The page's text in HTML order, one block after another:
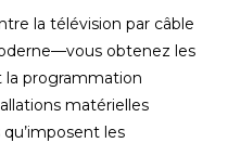
la télévision par câble
obtenez les
la programmation
matérielles
les